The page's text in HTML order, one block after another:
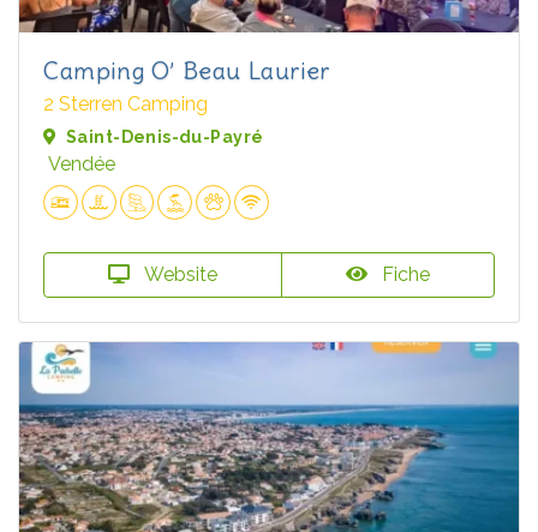
Camping O’ Beau Laurier
2 Sterren Camping
Saint-Denis-du-Payré
Vendée
Website Fiche